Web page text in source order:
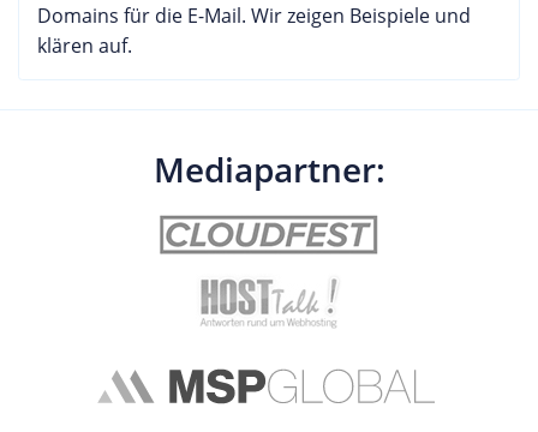
Domains für die E-Mail. Wir zeigen Beispiele und
klären auf.
Mediapartner: